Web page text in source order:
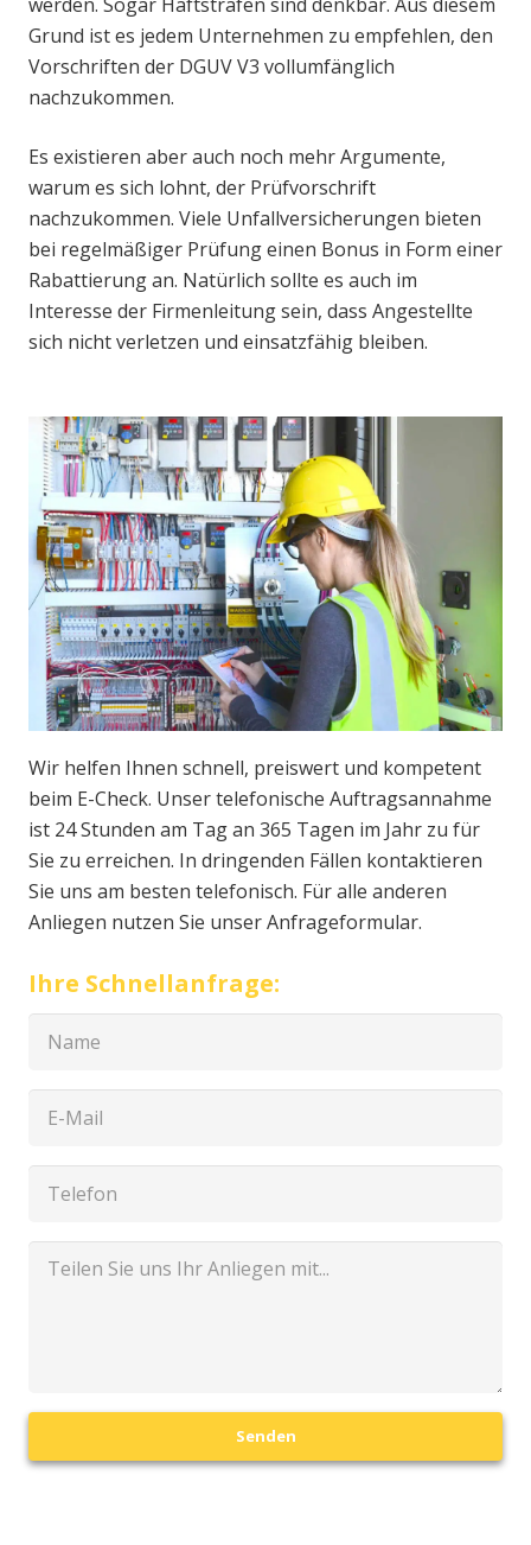
Grund ist es jedem Unternehmen zu empfehlen, den
Vorschriften der DGUV V3 vollumfänglich
nachzukommen.
Es existieren aber auch noch mehr Argumente,
warum es sich lohnt, der Prüfvorschrift
nachzukommen. Viele Unfallversicherungen bieten
bei regelmäßiger Prüfung einen Bonus in Form einer
Rabattierung an. Natürlich sollte es auch im
Interesse der Firmenleitung sein, dass Angestellte
sich nicht verletzen und einsatzfähig bleiben.
Wir helfen Ihnen schnell, preiswert und kompetent
beim E-Check. Unser telefonische Auftragsannahme
ist 24 Stunden am Tag an 365 Tagen im Jahr zu für
Sie zu erreichen. In dringenden Fällen kontaktieren
Sie uns am besten telefonisch. Für alle anderen
Anliegen nutzen Sie unser Anfrageformular.
Ihre Schnellanfrage:
Senden